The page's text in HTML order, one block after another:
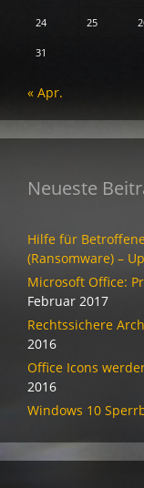
24 25
31
« Apr.
Neueste
Hilfe für
(Ransomware) –
Microsoft Office:
Februar 2017
Rechtssichere
2016
Office Icons
2016
Windows 10